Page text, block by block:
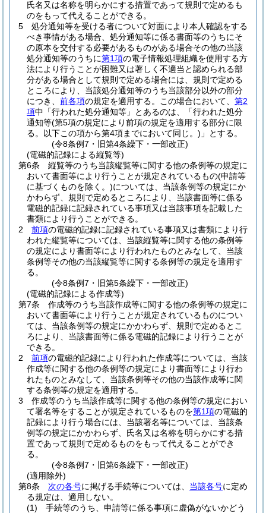
氏名又は名称を明らかにする措置であって規則で定めるも
のをもって代えることができる。
5
処分通知等を受ける者について対面により本人確認をする
べき事情がある場合、処分通知等に係る書面等のうちにそ
の原本を交付する必要があるものがある場合その他の当該
処分通知等のうちに第1項の電子情報処理組織を使用する方
法により行うことが困難又は著しく不適当と認められる部
分がある場合として規則で定める場合には、規則で定める
ところにより、当該処分通知等のうち当該部分以外の部分
につき、 前各項の規定を適用する。 この場合において、 第2
項中「行われた処分通知等」とあるのは、「行われた処分
通知等(第5項の規定により前項の規定を適用する部分に限
る。以下この項から第4項までにおいて同じ。) 」とする。
(令8条例7・旧第4条繰下・一部改正)
(電磁的記録による縦覧等)
第6条
縦覧等のうち当該縦覧等に関する他の条例等の規定に
おいて書面等により行うことが規定されているもの(申請等
に基づくものを除く。)については、当該条例等の規定にか
かわらず、規則で定めるところにより、当該書面等に係る
電磁的記録に記録されている事項又は当該事項を記載した
書類により行うことができる。
2
前項の電磁的記録に記録されている事項又は書類により行
われた縦覧等については、当該縦覧等に関する他の条例等
の規定により書面等により行われたものとみなして、当該
条例等その他の当該縦覧等に関する条例等の規定を適用す
る。
(令8条例7・旧第5条繰下・一部改正)
(電磁的記録による作成等)
第7条
作成等のうち当該作成等に関する他の条例等の規定に
おいて書面等により行うことが規定されているものについ
ては、当該条例等の規定にかかわらず、規則で定めるとこ
ろにより、当該書面等に係る電磁的記録により行うことが
できる。
2
前項の電磁的記録により行われた作成等については、当該
作成等に関する他の条例等の規定により書面等により行わ
れたものとみなして、当該条例等その他の当該作成等に関
する条例等の規定を適用する。
3
作成等のうち当該作成等に関する他の条例等の規定におい
て署名等をすることが規定されているものを第1項の電磁的
記録により行う場合には、当該署名等については、当該条
例等の規定にかかわらず、氏名又は名称を明らかにする措
置であって規則で定めるものをもって代えることができ
る。
(令8条例7・旧第6条繰下・一部改正)
(適用除外)
第8条
次の各号に掲げる手続等については、 当該各号に定め
る規定は、適用しない。
(1)
手続等のうち、申請等に係る事項に虚偽がないかどう